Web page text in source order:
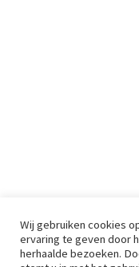
Wij gebruiken cookies
ervaring te geven door
herhaalde bezoeken.